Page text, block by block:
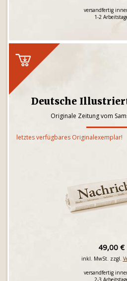
versandfertig
1-2
Deutsche
Originale Zeitung vom
letztes verfügbares Originalexemplar!
49,00 €
inkl. MwSt. zzgl.
versandfertig
2-3